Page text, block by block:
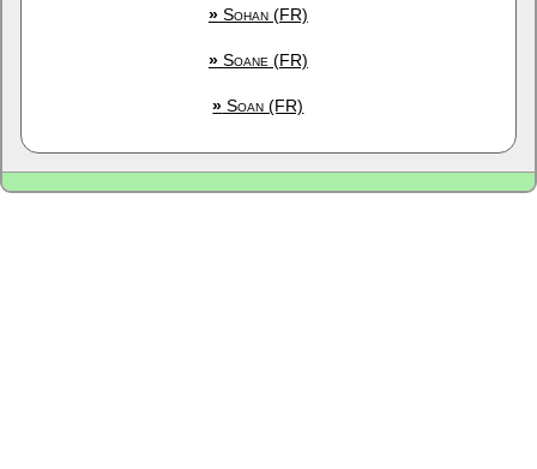
»Sohan (FR)
»Soane (FR)
» Soan (FR)